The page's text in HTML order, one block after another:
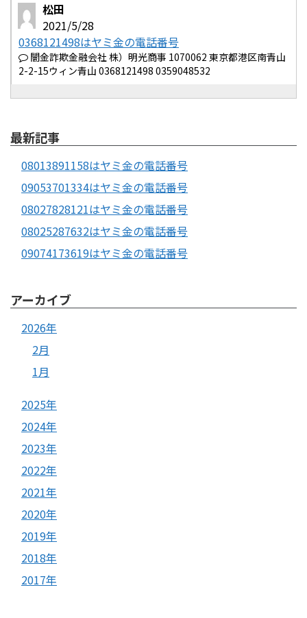
松田
2021/5/28
0368121498はヤミ金の電話番号
闇金詐欺金融会社 株）明光商事 1070062 東京都港区南青山
2-2-15ウィン青山 0368121498 0359048532
最新記事
08013891158はヤミ金の電話番号
09053701334はヤミ金の電話番号
08027828121はヤミ金の電話番号
08025287632はヤミ金の電話番号
09074173619はヤミ金の電話番号
アーカイブ
2026年
2月
1月
2025年
2024年
2023年
2022年
2021年
2020年
2019年
2018年
2017年